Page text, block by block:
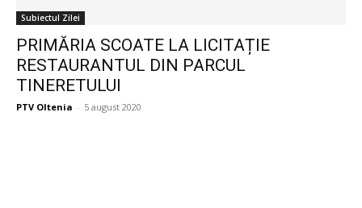
Subiectul Zilei
PRIMĂRIA SCOATE LA LICITAȚIE
RESTAURANTUL DIN PARCUL
TINERETULUI
PTV Oltenia - 5 august 2020